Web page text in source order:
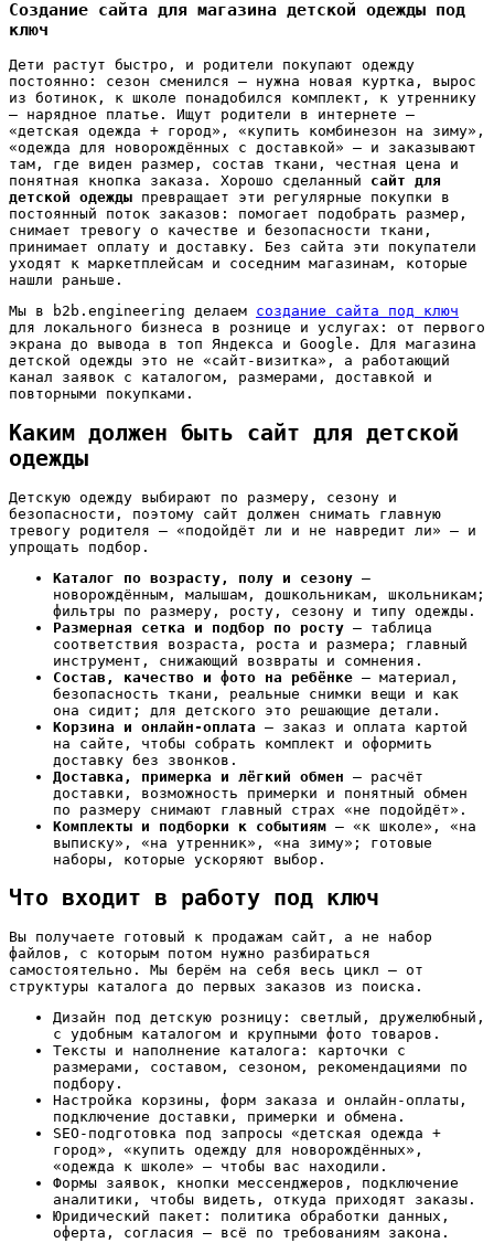
Создание сайта для магазина детской одежды под
ключ
Дети растут быстро, и родители покупают одежду
постоянно: сезон сменился — нужна новая куртка, вырос
из ботинок, к школе понадобился комплект, к утреннику
— нарядное платье. Ищут родители в интернете —
«детская одежда + город», «купить комбинезон на зиму»,
«одежда для новорождённых с доставкой» — и заказывают
там, где виден размер, состав ткани, честная цена и
понятная кнопка заказа. Хорошо сделанный сайт для
детской одежды превращает эти регулярные покупки в
постоянный поток заказов: помогает подобрать размер,
снимает тревогу о качестве и безопасности ткани,
принимает оплату и доставку. Без сайта эти покупатели
уходят к маркетплейсам и соседним магазинам, которые
нашли раньше.
Мы в b2b.engineering делаем создание сайта под ключ
для локального бизнеса в рознице и услугах: от первого
экрана до вывода в топ Яндекса и Google. Для магазина
детской одежды это не «сайт-визитка», а работающий
канал заявок с каталогом, размерами, доставкой и
повторными покупками.
Каким должен быть сайт для детской
одежды
Детскую одежду выбирают по размеру, сезону и
безопасности, поэтому сайт должен снимать главную
тревогу родителя — «подойдёт ли и не навредит ли» — и
упрощать подбор.
Каталог по возрасту, полу и сезону —
новорождённым, малышам, дошкольникам, школьникам;
фильтры по размеру, росту, сезону и типу одежды.
Размерная сетка и подбор по росту — таблица
соответствия возраста, роста и размера; главный
инструмент, снижающий возвраты и сомнения.
Состав, качество и фото на ребёнке — материал,
безопасность ткани, реальные снимки вещи и как
она сидит; для детского это решающие детали.
Корзина и онлайн-оплата — заказ и оплата картой
на сайте, чтобы собрать комплект и оформить
доставку без звонков.
Доставка, примерка и лёгкий обмен — расчёт
доставки, возможность примерки и понятный обмен
по размеру снимают главный страх «не подойдёт».
Комплекты и подборки к событиям — «к школе», «на
выписку», «на утренник», «на зиму»; готовые
наборы, которые ускоряют выбор.
Что входит в работу под ключ
Вы получаете готовый к продажам сайт, а не набор
файлов, с которым потом нужно разбираться
самостоятельно. Мы берём на себя весь цикл — от
структуры каталога до первых заказов из поиска.
Дизайн под детскую розницу: светлый, дружелюбный,
с удобным каталогом и крупными фото товаров.
Тексты и наполнение каталога: карточки с
размерами, составом, сезоном, рекомендациями по
подбору.
Настройка корзины, форм заказа и онлайн-оплаты,
подключение доставки, примерки и обмена.
SEO-подготовка под запросы «детская одежда +
город», «купить одежду для новорождённых»,
«одежда к школе» — чтобы вас находили.
Формы заявок, кнопки мессенджеров, подключение
аналитики, чтобы видеть, откуда приходят заказы.
Юридический пакет: политика обработки данных,
оферта, согласия — всё по требованиям закона.